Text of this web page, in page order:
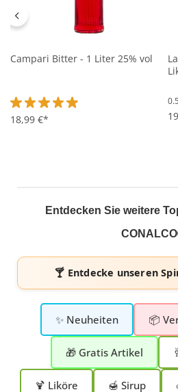
Campari Bitter - 1 Liter 25% vol
Durchschnittliche Bewertung von
18,99 €*
Entdecken Sie weitere
🍸 Entdecke unseren
✨ Neuheiten 📦
🎁 Gratis Artikel
🍹 Liköre 🍯 Sirup